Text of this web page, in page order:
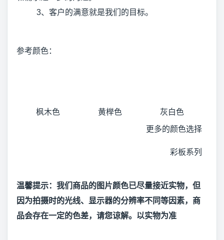
3、客户的满意就是我们的目标。
参考颜色：
枫木色 黄榉色
灰白色
更多的颜色选择
彩板系列
温馨提示：我们商品的图片颜色已尽量接近实物，但
因为拍摄时的光线、显示器的分辨率不同等因素，商
品会存在一定的色差，请您谅解。以实物为准